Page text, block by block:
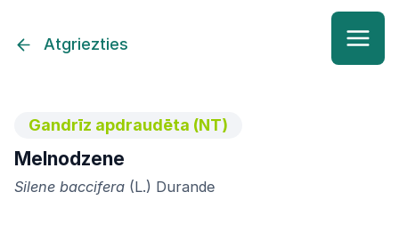
Atgriezties
Gandrīz apdraudēta (NT)
Melnodzene
Silene baccifera (L.) Durande